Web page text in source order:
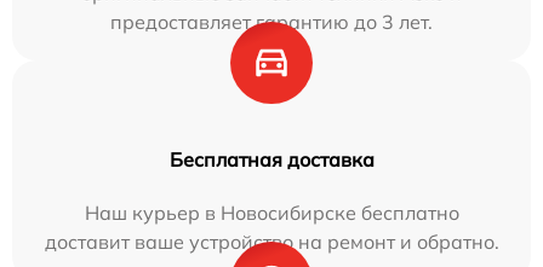
предоставляет гарантию до 3 лет.
Бесплатная доставка
Наш курьер в Новосибирске бесплатно
доставит ваше устройство на ремонт и обратно.